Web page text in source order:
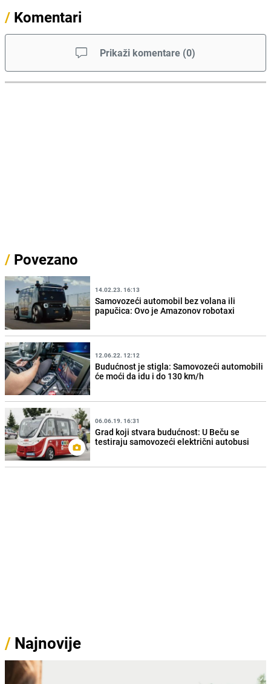
/ Komentari
Prikaži komentare (0)
/ Povezano
14.02.23. 16:13
Samovozeći automobil bez volana ili
papučica: Ovo je Amazonov robotaxi
12.06.22. 12:12
Budućnost je stigla: Samovozeći automobili
će moći da idu i do 130 km/h
06.06.19. 16:31
Grad koji stvara budućnost: U Beču se
testiraju samovozeći električni autobusi
/ Najnovije